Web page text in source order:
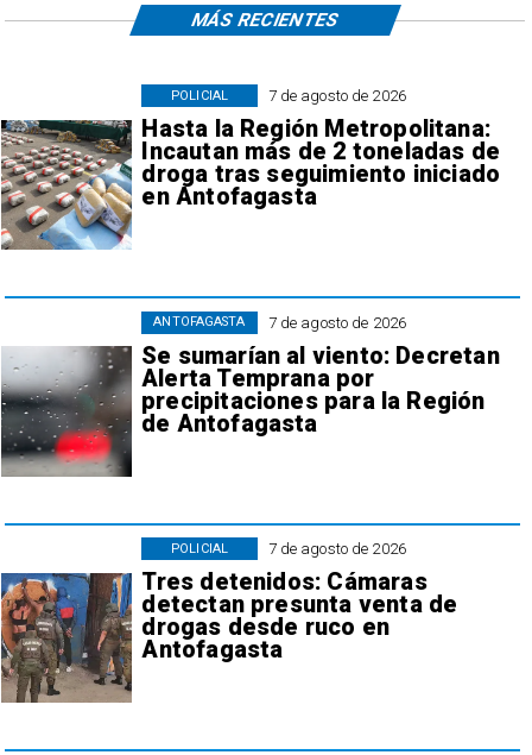
7 de agosto de 2026
Hasta la Región Metropolitana:
Incautan más de 2 toneladas de
droga tras seguimiento iniciado
en Antofagasta
POLICIAL
7 de agosto de 2026
Se sumarían al viento: Decretan
Alerta Temprana por
precipitaciones para la Región
de Antofagasta
ANTOFAGASTA
7 de agosto de 2026
Tres detenidos: Cámaras
detectan presunta venta de
drogas desde ruco en
Antofagasta
POLICIAL
MÁS RECIENTES